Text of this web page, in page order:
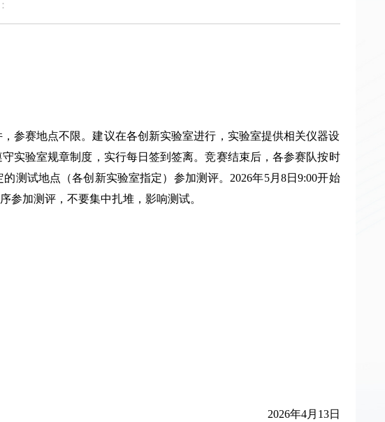
参赛地点不限。建议在各创新实验室进行，实验室提供相关仪器设
实验室规章制度，实行每日签到签离。竞赛结束后，各参赛队按时
测试地点（各创新实验室指定）参加测评。2026年5月8日9:00开始
参加测评，不要集中扎堆，影响测试。
2026年4月13日